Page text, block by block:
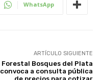
WhatsApp
ARTÍCULO SIGUIENTE
Forestal Bosques del Plata
convoca a consulta pública